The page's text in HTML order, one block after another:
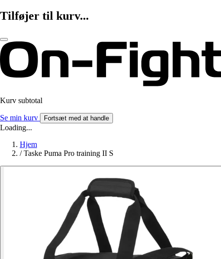
Tilføjer til kurv...
Kurv subtotal
Se min kurv Fortsæt med at handle
Loading...
Hjem
/ Taske Puma Pro training II S